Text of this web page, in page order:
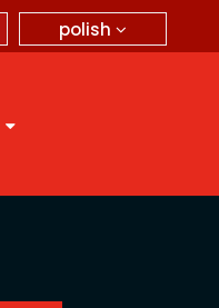
polish